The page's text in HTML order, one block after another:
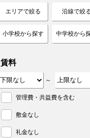
エリアで絞る 沿線で絞
小学校から探す 中学校から
賃料
～
管理費・共益費を含む
敷金なし
礼金なし